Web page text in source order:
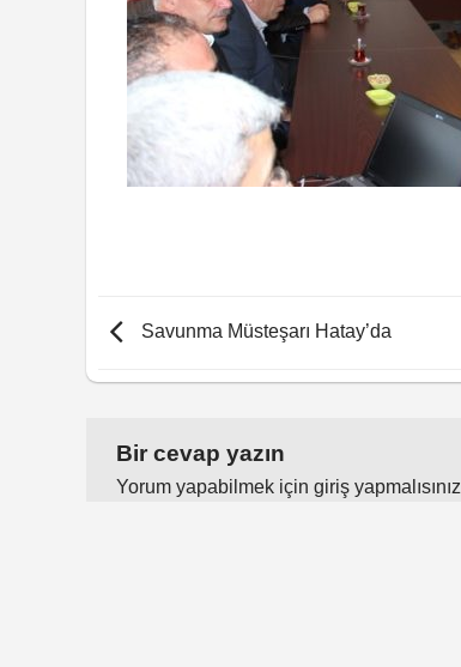
Savunma Müsteşarı Hatay’da
Bir cevap yazın
Yorum yapabilmek için giriş yapmalısınız